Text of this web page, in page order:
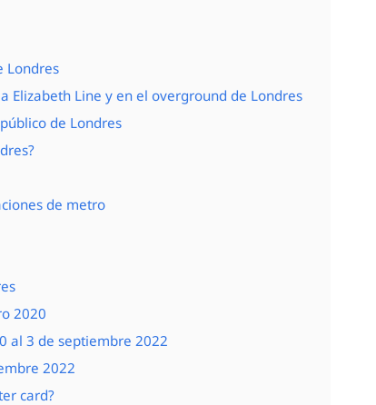
Londres
Elizabeth Line y en el overground de Londres
de Londres
de metro
2020
al 3 de septiembre 2022
2022
card?